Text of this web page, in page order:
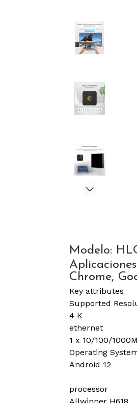
Modelo:
Chrome,
Key attributes
Supported
4 K
ethernet
1 x 10/100/
Operating
Android 12
processor